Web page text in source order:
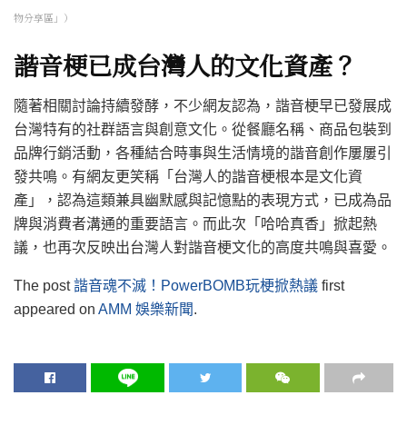
物分享區」）
諧音梗已成台灣人的文化資產？
隨著相關討論持續發酵，不少網友認為，諧音梗早已發展成
台灣特有的社群語言與創意文化。從餐廳名稱、商品包裝到
品牌行銷活動，各種結合時事與生活情境的諧音創作屢屢引
發共鳴。有網友更笑稱「台灣人的諧音梗根本是文化資
產」，認為這類兼具幽默感與記憶點的表現方式，已成為品
牌與消費者溝通的重要語言。而此次「哈哈真香」掀起熱
議，也再次反映出台灣人對諧音梗文化的高度共鳴與喜愛。
The post諧音魂不滅！PowerBOMB玩梗掀熱議 first
appeared on AMM 娛樂新聞.